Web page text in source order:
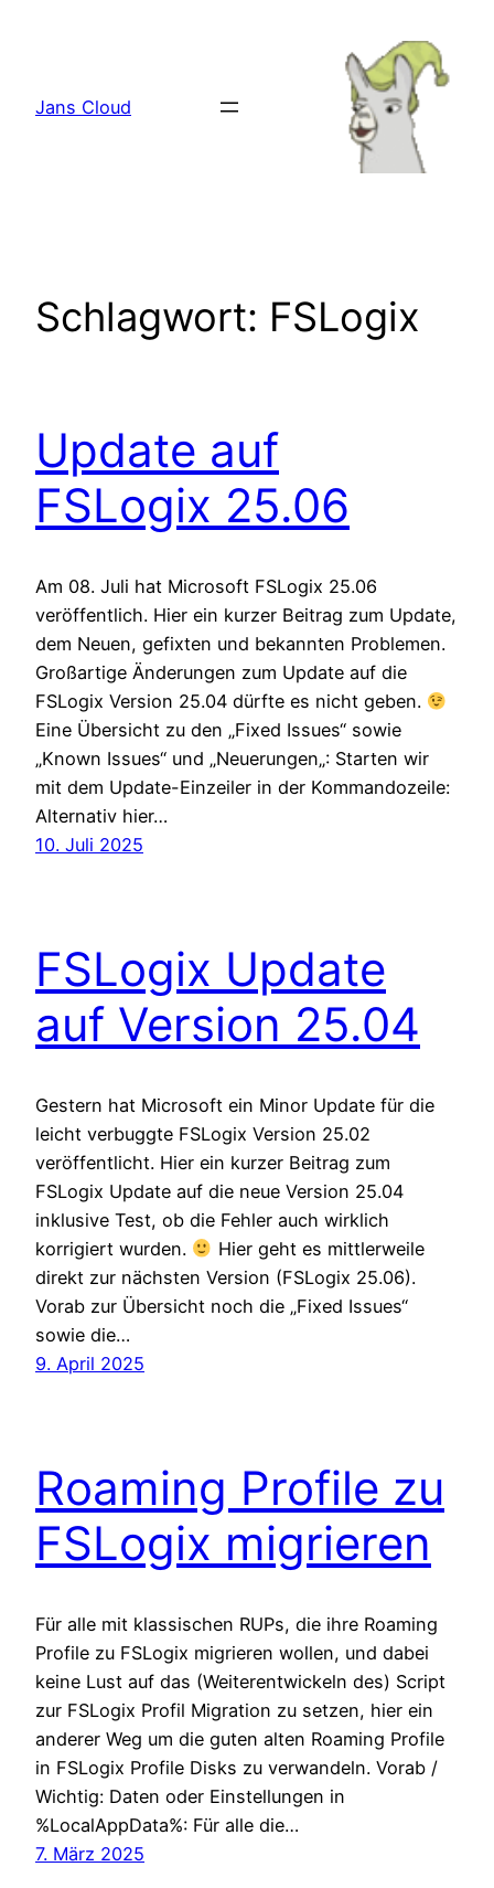
Jans Cloud
Schlagwort: FSLogix
Update auf
FSLogix 25.06
Am 08. Juli hat Microsoft FSLogix 25.06
veröffentlich. Hier ein kurzer Beitrag zum Update,
dem Neuen, gefixten und bekannten Problemen.
Großartige Änderungen zum Update auf die
FSLogix Version 25.04 dürfte es nicht geben.
Eine Übersicht zu den „Fixed Issues“ sowie
„Known Issues“ und „Neuerungen„: Starten wir
mit dem Update-Einzeiler in der Kommandozeile:
Alternativ hier…
10. Juli 2025
FSLogix Update
auf Version 25.04
Gestern hat Microsoft ein Minor Update für die
leicht verbuggte FSLogix Version 25.02
veröffentlicht. Hier ein kurzer Beitrag zum
FSLogix Update auf die neue Version 25.04
inklusive Test, ob die Fehler auch wirklich
korrigiert wurden.
Hier geht es mittlerweile
direkt zur nächsten Version (FSLogix 25.06).
Vorab zur Übersicht noch die „Fixed Issues“
sowie die…
9. April 2025
Roaming Profile zu
FSLogix migrieren
Für alle mit klassischen RUPs, die ihre Roaming
Profile zu FSLogix migrieren wollen, und dabei
keine Lust auf das (Weiterentwickeln des) Script
zur FSLogix Profil Migration zu setzen, hier ein
anderer Weg um die guten alten Roaming Profile
in FSLogix Profile Disks zu verwandeln. Vorab /
Wichtig: Daten oder Einstellungen in
%LocalAppData%: Für alle die…
7. März 2025